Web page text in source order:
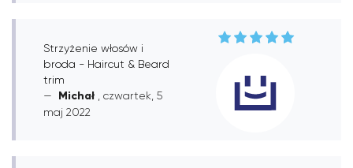
Strzyżenie włosów i
broda - Haircut & Beard
trim
Michał
, czwartek, 5
maj 2022